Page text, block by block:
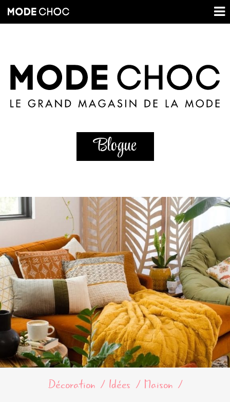
Blogue
Décoration Idées Maison